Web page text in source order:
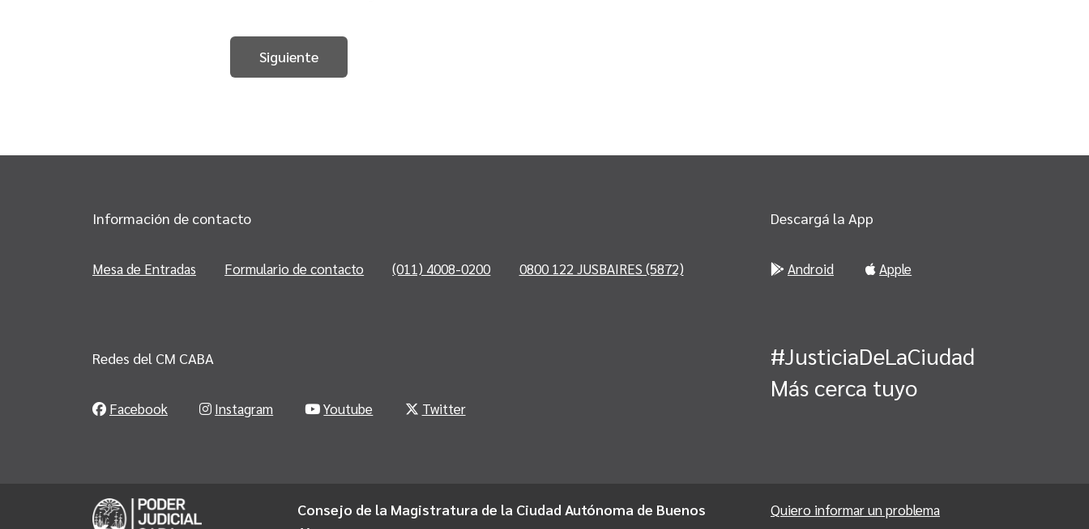
Siguiente
Información de contacto
Mesa de Entradas Formulario de contacto (011) 4008-0200 0800 122 JUSBAIRES (5872)
Descargá la App
Android Apple
Redes del CM CABA
Facebook Instagram Youtube Twitter
#JusticiaDeLaCiudad
Más cerca tuyo
Consejo de la Magistratura de la Ciudad Autónoma de Buenos
Quiero informar un problema